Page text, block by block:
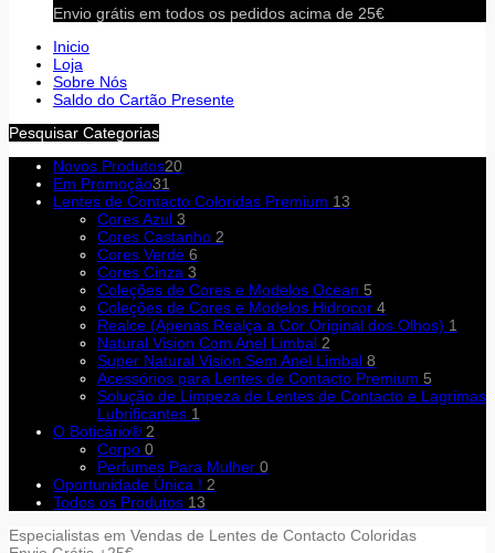
Envio grátis em todos os pedidos acima de 25€
Inicio
Loja
Sobre Nós
Saldo do Cartão Presente
Pesquisar Categorias
Novos Produtos20
Em Promoção31
Lentes de Contacto Coloridas Premium 13
Cores Azul 3
Cores Castanho 2
Cores Verde 6
Cores Cinza 3
Coleções de Cores e Modelos Ocean 5
Coleções de Cores e Modelos Hidrocor 4
Realce (Apenas Realça a Cor Original dos Olhos) 1
Natural Vision Com Anel Limbal 2
Super Natural Vision Sem Anel Limbal 8
Acessórios para Lentes de Contacto Premium 5
Solução de Limpeza de Lentes de Contacto e Lagrimas
Lubrificantes 1
O Boticário® 2
Corpo 0
Perfumes Para Mulher 0
Oportunidade Única ! 2
Todos os Produtos 13
Especialistas em Vendas de Lentes de Contacto Coloridas